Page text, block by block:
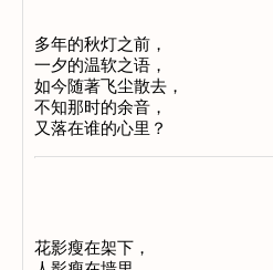
多年的秋灯之前，
一夕的温软之语，
如今随著飞尘散去，
不知那时的余音，
又落在谁的心里？
花影瘦在架下，